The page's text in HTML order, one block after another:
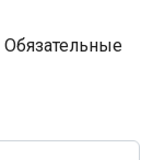
Обязательные